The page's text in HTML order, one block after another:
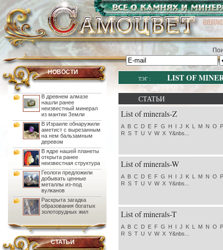
НОВОСТИ
В древнем алмазе
нашли ранее
неизвестный минерал
из мантии Земли
В Израиле обнаружили
аметист с вырезанным
на нем бальзамным
деревом
В ядре нашей планеты
открыта ранее
неизвестная структура
Геологи предложили
добывать ценные
металлы из-под
вулканов
Раскрыта загадка
образования богатых
золоторудных жил
СТАТЬИ
ТЭГ : LIST OF
СТАТЬИ
List of minerals-Z
A B C D E F G H I J K L M N O
R S T U V W X Y&nbs...
List of minerals-W
A B C D E F G H I J K L M N O
R S T U V W X Y&nbs...
List of minerals-T
A B C D E F G H I J K L M N O
R S T U V W X Y&nbs...